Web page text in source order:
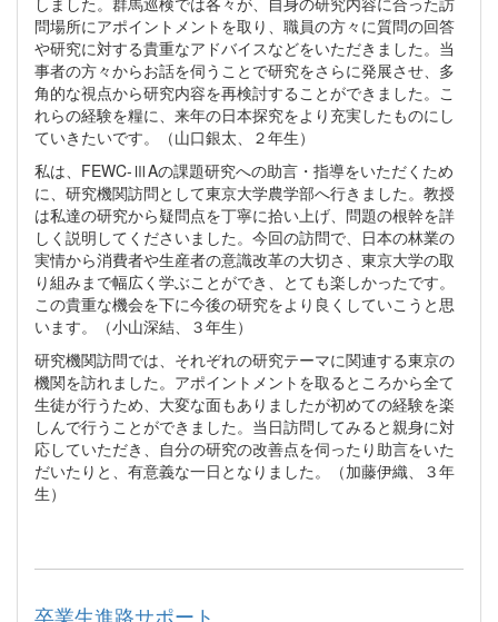
問場所にアポイントメントを取り、職員の方々に質問の回答
や研究に対する貴重なアドバイスなどをいただきました。当
事者の方々からお話を伺うことで研究をさらに発展させ、多
角的な視点から研究内容を再検討することができました。こ
れらの経験を糧に、来年の日本探究をより充実したものにし
ていきたいです。（山口銀太、２年生）
私は、FEWC‐ⅢAの課題研究への助言・指導をいただくため
に、研究機関訪問として東京大学農学部へ行きました。教授
は私達の研究から疑問点を丁寧に拾い上げ、問題の根幹を詳
しく説明してくださいました。今回の訪問で、日本の林業の
実情から消費者や生産者の意識改革の大切さ、東京大学の取
り組みまで幅広く学ぶことができ、とても楽しかったです。
この貴重な機会を下に今後の研究をより良くしていこうと思
います。（小山深結、３年生）
研究機関訪問では、それぞれの研究テーマに関連する東京の
機関を訪れました。アポイントメントを取るところから全て
生徒が行うため、大変な面もありましたが初めての経験を楽
しんで行うことができました。当日訪問してみると親身に対
応していただき、自分の研究の改善点を伺ったり助言をいた
だいたりと、有意義な一日となりました。（加藤伊織、３年
生）
卒業生進路サポート